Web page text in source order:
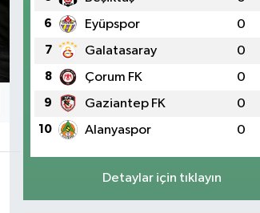
6 Eyüpspor 0
7 Galatasaray 0
8 Çorum FK 0
9 Gaziantep FK 0
10 Alanyaspor 0
Detaylar için tıklayın